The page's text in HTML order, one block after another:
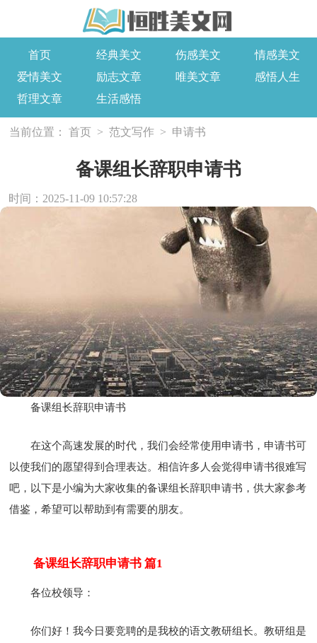
首页 经典美文 伤感美文
情感美文
爱情美文
励志文章 唯美文章
感悟人生
哲理文章
生活感悟
当前位置： 首页 > 范文写作 > 申请书
备课组长辞职申请书
时间：2025-11-09 10:57:28
备课组长辞职申请书
在这个高速发展的时代，我们会经常使用申请书，申请书可
以使我们的愿望得到合理表达。相信许多人会觉得申请书很难写
吧，以下是小编为大家收集的备课组长辞职申请书，供大家参考
借鉴，希望可以帮助到有需要的朋友。
备课组长辞职申请书 篇1
各位校领导：
你们好！我今日要竞聘的是我校的语文教研组长。教研组是